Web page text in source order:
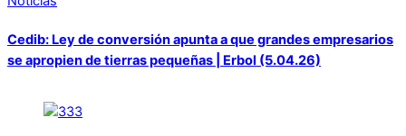
Cedib: Ley de conversión apunta a que grandes empresarios
se apropien de tierras pequeñas | Erbol (5.04.26)